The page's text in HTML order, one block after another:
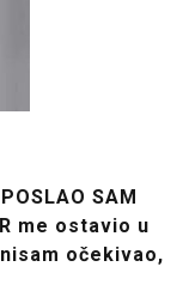
SAM
me ostavio u
očekivao,